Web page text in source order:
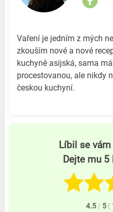
Vaření je jedním z mých
zkouším nové a nové
kuchyně asijská, sama
procestovanou, ale nikdy
českou kuchyní.
Líbil se
Dejte mu 5
4.5 / 5 (